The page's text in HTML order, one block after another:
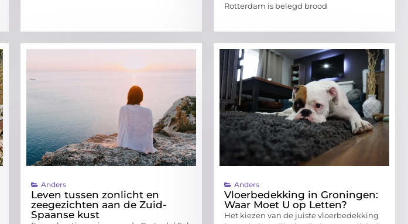
Rotterdam is belegd brood
Anders
Leven tussen zonlicht en
zeegezichten aan de Zuid-
Spaanse kust
Anders
Vloerbedekking in Groningen:
Waar Moet U op Letten?
Het kiezen van de juiste vloerbedekking